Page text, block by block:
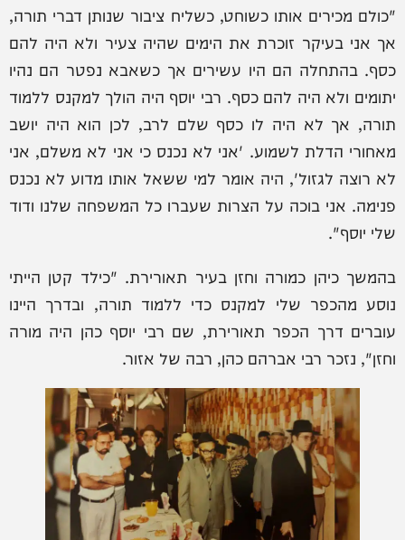
"כולם מכירים אותו כשוחט, כשליח ציבור שנותן דברי תורה,
אך אני בעיקר זוכרת את הימים שהיה צעיר ולא היה להם
כסף. בהתחלה הם היו עשירים אך כשאבא נפטר הם נהיו
יתומים ולא היה להם כסף. רבי יוסף היה הולך למקנס ללמוד
תורה, אך לא היה לו כסף שלם לרב, לכן הוא היה יושב
מאחורי הדלת לשמוע. 'אני לא נכנס כי אני לא משלם, אני
לא רוצה לגזול', היה אומר למי ששאל אותו מדוע לא נכנס
פנימה. אני בוכה על הצרות שעברו כל המשפחה שלנו ודוד
שלי יוסף".
בהמשך כיהן כמורה וחזן בעיר תאורירת. "כילד קטן הייתי
נוסע מהכפר שלי למקנס כדי ללמוד תורה, ובדרך היינו
עוברים דרך הכפר תאורירת, שם רבי יוסף כהן היה מורה
וחזן", נזכר רבי אברהם כהן, רבה של אזור.